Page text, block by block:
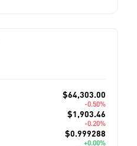
$64,303.00
-0.50%
$1,903.46
-0.20%
$0.999288
+0.00%